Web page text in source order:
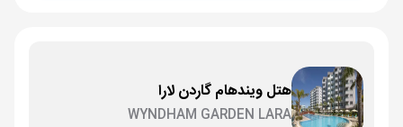
هتل ویندهام گاردن لارا
WYNDHAM GARDEN LARA